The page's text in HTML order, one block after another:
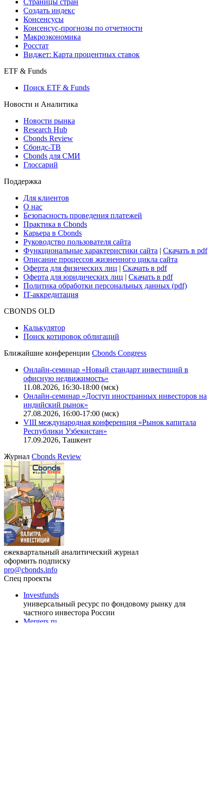
Создать индекс
Консенсусы
Консенсус-прогнозы по отчетности
Макроэкономика
Росстат
Виджет: Карта процентных ставок
ETF & Funds
Поиск ETF & Funds
Новости и Аналитика
Новости рынка
Research Hub
Cbonds Review
Сбондс-ТВ
Cbonds для СМИ
Глоссарий
Поддержка
Для клиентов
О нас
Безопасность проведения платежей
Практика в Cbonds
Карьера в Cbonds
Руководство пользователя сайта
Функциональные характеристики сайта | Скачать в pdf
Описание процессов жизненного цикла сайта
Оферта для физических лиц | Скачать в pdf
Оферта для юридических лиц | Скачать в pdf
Политика обработки персональных данных (pdf)
IT-аккредитация
CBONDS OLD
Калькулятор
Поиск котировок облигаций
Ближайшие конференции Cbonds Congress
Онлайн-семинар «Новый стандарт инвестиций в
офисную недвижимость»
11.08.2026, 16:30-18:00 (мск)
Онлайн-семинар «Доступ иностранных инвесторов на
индийский рынок»
27.08.2026, 16:00-17:00 (мск)
VIII международная конференция «Рынок капитала
Республики Узбекистан»
17.09.2026, Ташкент
Журнал Cbonds Review
ежеквартальный аналитический журнал
оформить подписку
pro@cbonds.info
Спец проекты
Investfunds
универсальный ресурс по фондовому рынку для
частного инвестора России
Mergers.ru